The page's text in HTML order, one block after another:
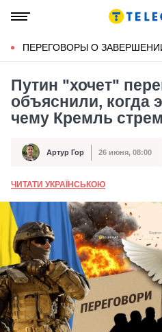
ПЕРЕГОВОРЫ О
Путин "хочет"
объяснили, когда
чему Кремль
Автор Артур Гор
Дата публикации 26 июня, 08:00
ЧИТАТИ УКРАЇНСЬКОЮ